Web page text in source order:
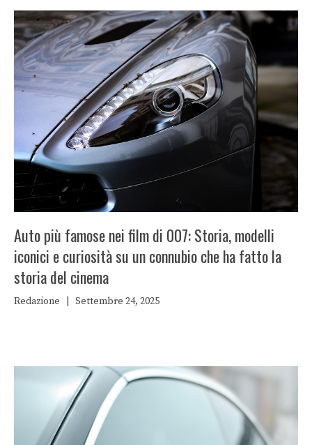
Auto più famose nei film di 007: Storia, modelli
iconici e curiosità su un connubio che ha fatto la
storia del cinema
Redazione Settembre 24, 2025